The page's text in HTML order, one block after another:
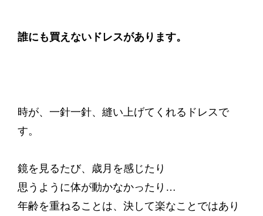
誰にも買えないドレスがあります。
時が、一針一針、縫い上げてくれるドレスで
す。
鏡を見るたび、歳月を感じたり
思うように体が動かなかったり…
年齢を重ねることは、決して楽なことではあり